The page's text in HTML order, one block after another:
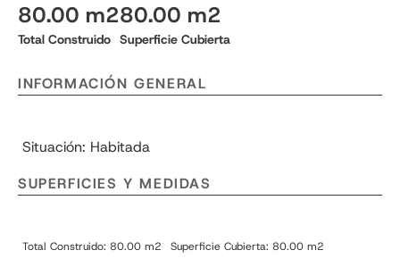
80.00 m2
Total Construido
80.00 m2
Superficie Cubierta
INFORMACIÓN GENERAL
Situación: Habitada
SUPERFICIES Y MEDIDAS
Total Construido: 80.00 m2 Superficie Cubierta: 80.00 m2